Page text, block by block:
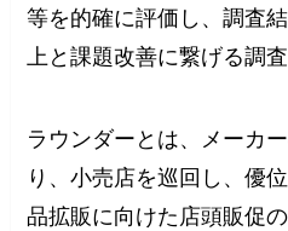
等を的確に評価し、調査
上と課題改善に繋げる調査
ラウンダーとは、メーカ
り、小売店を巡回し、優
品拡販に向けた店頭販促